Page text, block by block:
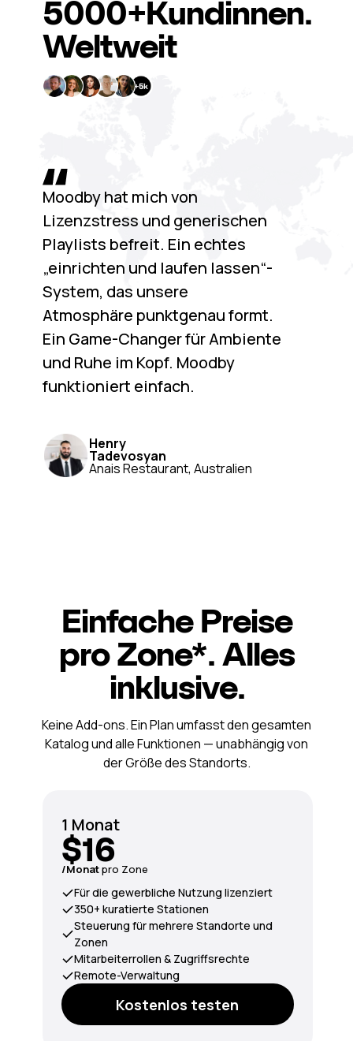
Moodby hat mich von
Lizenzstress und generischen
Playlists befreit. Ein echtes
„einrichten und laufen lassen“-
System, das unsere
Atmosphäre punktgenau formt.
Ein Game-Changer für Ambiente
und Ruhe im Kopf. Moodby
funktioniert einfach.
Henry
Tadevosyan
Anais Restaurant, Australien
5000+Kundinnen.
Weltweit
Einfache Preise
pro Zone*. Alles
inklusive.
1 Monat
$16
/Monatpro Zone
Für die gewerbliche Nutzung lizenziert
350+ kuratierte Stationen
Steuerung für mehrere Standorte und
Zonen
Mitarbeiterrollen & Zugriffsrechte
Remote-Verwaltung
Kostenlos testen
Keine Add-ons. Ein Plan umfasst den gesamten
Katalog und alle Funktionen — unabhängig von
der Größe des Standorts.